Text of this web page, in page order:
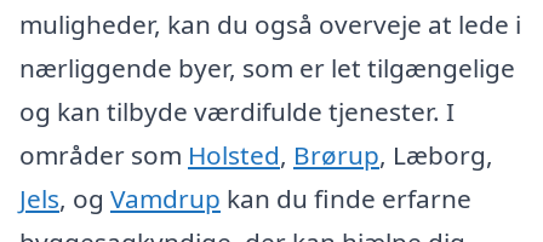
muligheder, kan du også overveje at lede i
nærliggende byer, som er let tilgængelige
og kan tilbyde værdifulde tjenester. I
områder som Holsted, Brørup, Læborg,
Jels, og Vamdrup kan du finde erfarne